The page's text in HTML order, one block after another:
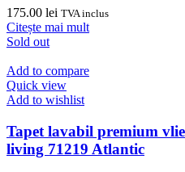
175.00 lei TVA inclus
Citește mai mult
Sold out
Add to compare
Quick view
Add to wishlist
Tapet lavabil premium
living 71219 Atlantic